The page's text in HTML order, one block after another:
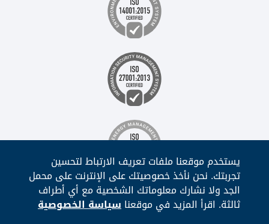
يستخدم موقعنا ملفات تعريف الارتباط لتحسين
تجربتك. نحن نأخذ خصوصيتك على الإنترنت على محمل
الجد ولا نشارك معلوماتك الشخصية مع أي أطراف
ثالثة. اقرأ المزيد في موقعناسياسة الخصوصية